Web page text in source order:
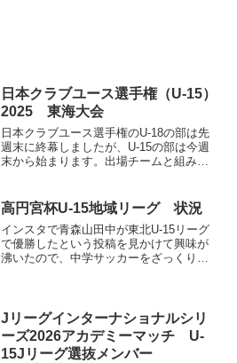
日本クラブユース選手権（U-15）
2025 東海大会
日本クラブユース選手権のU-18の部は先
週末に終幕しましたが、U-15の部は今週
末から始まります。出場チームと組み合
た、7〜14位の8チームはインターシティ
トリムカップ...
高円宮杯U-15地域リーグ 状況
インスタで青森山田中が東北U-15リーグ
で優勝したという投稿を見かけて興味が
沸いたので、中学サッカーをざっくりま
れます...
Jリーグインターナショナルシリ
ーズ2026アカデミーマッチ U-
15Jリーグ選抜メンバー